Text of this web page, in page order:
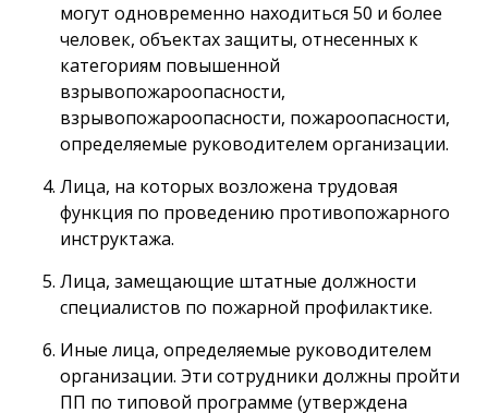
могут одновременно находиться 50 и более
человек, объектах защиты, отнесенных к
категориям повышенной
взрывопожароопасности,
взрывопожароопасности, пожароопасности,
определяемые руководителем организации.
Лица, на которых возложена трудовая
функция по проведению противопожарного
инструктажа.
Лица, замещающие штатные должности
специалистов по пожарной профилактике.
Иные лица, определяемые руководителем
организации. Эти сотрудники должны пройти
ПП по типовой программе (утверждена